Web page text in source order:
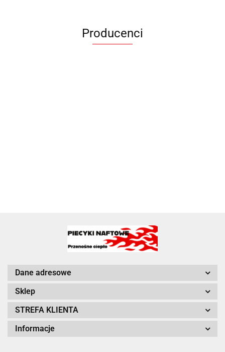
Producenci
Dane adresowe
Sklep
STREFA KLIENTA
Informacje